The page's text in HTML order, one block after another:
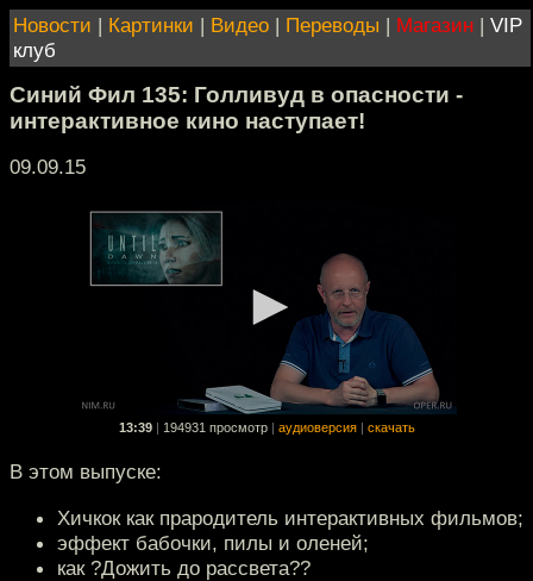
Новости | Картинки | Видео | Переводы | Магазин | VIP
клуб
Синий Фил 135: Голливуд в опасности -
интерактивное кино наступает!
09.09.15
13:39 194931 просмотр аудиоверсия скачать
В этом выпуске:
Хичкок как прародитель интерактивных фильмов;
эффект бабочки, пилы и оленей;
как ?Дожить до рассвета??